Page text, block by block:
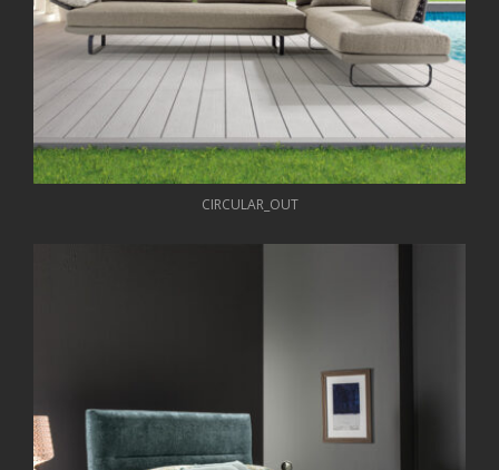
CIRCULAR_OUT